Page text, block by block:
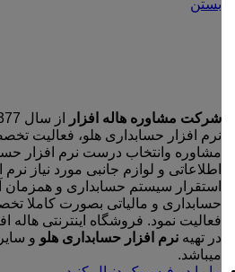
در
صفحه
محصول
انتخاب
شوند
بستن
شرکت مشاوره هاله افزار
نرم افزار حسابداری هلو، فعالیت
مشاوره وانتخاب درست نرم افزار
اطلاعاتی و لوازم جانبی مورد نیاز
استقرار سیستم حسابداری و
حسابداری و مالیاتی بصورت کاملا
فعالیت نمود. فروشگاه اینترنتی هاله
در تهیه نرم افزار حسابداری هلو و
میباشد.